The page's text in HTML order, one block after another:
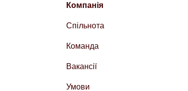
Компанія
Спільнота
Команда
Вакансії
Умови